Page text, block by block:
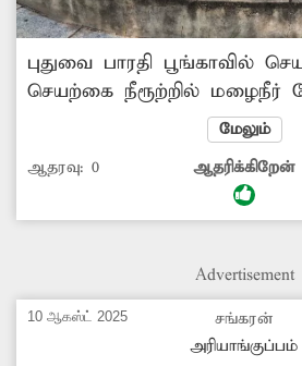
புதுவை பாரதி பூங்காவில்
செயற்கை நீரூற்றில் மழைநீர்
கொசுகள் உற்பத்தியாகிறது.
வகையில் நடவடிக்கை
மேலும்
ஆதரவு: 0 ஆதரிக்கிறேன்
Advertisement
10 ஆகஸ்ட் 2025
சங்கரன்
அரியாங்குப்பம்